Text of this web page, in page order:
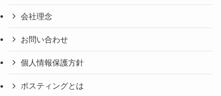
会社理念
お問い合わせ
個人情報保護方針
ポスティングとは